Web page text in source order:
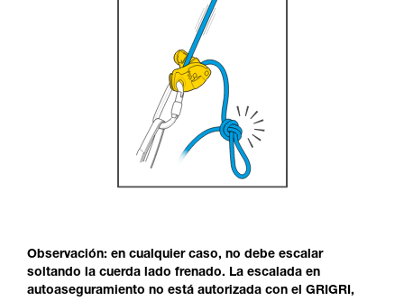
Observación: en cualquier caso, no debe escalar
soltando la cuerda lado frenado. La escalada en
autoaseguramiento no está autorizada con el GRIGRI,